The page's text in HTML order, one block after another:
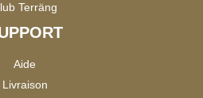
Terräng
Aide
Livraison